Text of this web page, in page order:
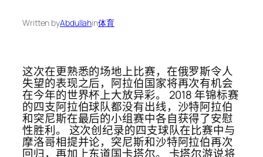
Written byAbdullahin体育
这次在更熟悉的场地上比赛，在俄罗斯令人
失望的表现之后，阿拉伯国家将再次有机会
在今年的世界杯上大放异彩。 2018 年锦标赛
的四支阿拉伯球队都没有出线，沙特阿拉伯
和突尼斯在最后的小组赛中各自获得了安慰
性胜利。 这次创纪录的四支球队在比赛中与
摩洛哥相提并论，突尼斯和沙特阿拉伯再次
回归，再加上东道国卡塔尔。 卡塔尔游说将